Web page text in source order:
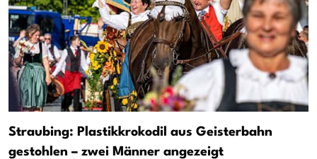
Straubing: Plastikkrokodil aus Geisterbahn
gestohlen – zwei Männer angezeigt